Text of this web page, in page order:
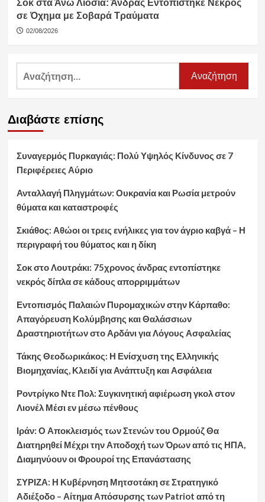
Σοκ στα Άνω Λιόσια: Άνδρας Εντοπίστηκε Νεκρός
σε Όχημα με Σοβαρά Τραύματα
02/08/2026
Αναζήτηση
Διαβάστε επίσης
Συναγερμός Πυρκαγιάς: Πολύ Υψηλός Κίνδυνος σε 7
Περιφέρειες Αύριο
Ανταλλαγή Πληγμάτων: Ουκρανία και Ρωσία μετρούν
θύματα και καταστροφές
Σκιάθος: Αθώοι οι τρεις ενήλικες για τον άγριο καβγά – Η
περιγραφή του θύματος και η δίκη
Σοκ στο Λουτράκι: 75χρονος άνδρας εντοπίστηκε
νεκρός δίπλα σε κάδους απορριμμάτων
Εντοπισμός Παλαιών Πυρομαχικών στην Κάρπαθο:
Απαγόρευση Κολύμβησης και Θαλάσσιων
Δραστηριοτήτων στο Αρδάνι για Λόγους Ασφαλείας
Τάκης Θεοδωρικάκος: Η Ενίσχυση της Ελληνικής
Βιομηχανίας, Κλειδί για Ανάπτυξη και Ασφάλεια
Ροντρίγκο Ντε Πολ: Συγκινητική αφιέρωση γκολ στον
Λιονέλ Μέσι εν μέσω πένθους
Ιράν: Ο Αποκλεισμός των Στενών του Ορμούζ Θα
Διατηρηθεί Μέχρι την Αποδοχή των Όρων από τις ΗΠΑ,
Διαμηνύουν οι Φρουροί της Επανάστασης
ΣΥΡΙΖΑ: Η Κυβέρνηση Μητσοτάκη σε Στρατηγικό
Αδιέξοδο – Αίτημα Απόσυρσης των Patriot από τη